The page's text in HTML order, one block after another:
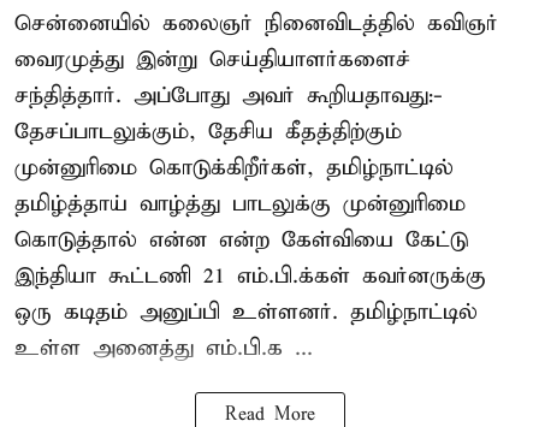
சென்னையில் கலைஞர் நினைவிடத்தில் கவிஞர்
வைரமுத்து இன்று செய்தியாளர்களைச்
சந்தித்தார். அப்போது அவர் கூறியதாவது:-
தேசப்பாடலுக்கும், தேசிய கீதத்திற்கும்
முன்னுரிமை கொடுக்கிறீர்கள், தமிழ்நாட்டில்
தமிழ்த்தாய் வாழ்த்து பாடலுக்கு முன்னுரிமை
கொடுத்தால் என்ன என்ற கேள்வியை கேட்டு
இந்தியா கூட்டணி 21 எம்.பி.க்கள் கவர்னருக்கு
ஒரு கடிதம் அனுப்பி உள்ளனர். தமிழ்நாட்டில்
உள்ள அனைத்து எம்.பி.க ...
Read More